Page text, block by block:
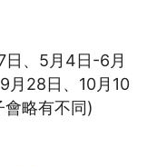
、5月4日-6月
月28日、10月10
略有不同)